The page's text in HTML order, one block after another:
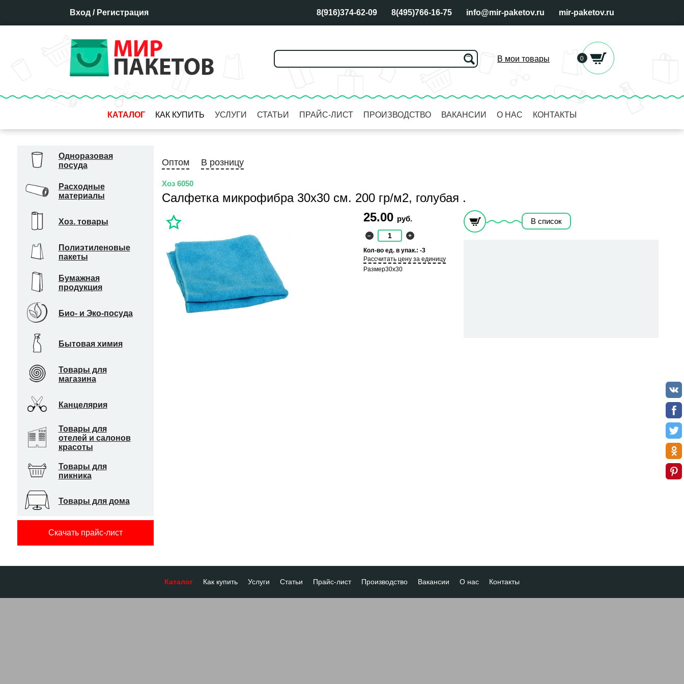
Вход / Регистрация 8(916)374-62-09 8(495)766-16-75 info@mir-paketov.ru mir-paketov.ru
В мои товары 0
КАТАЛОГ КАК КУПИТЬ
Отсрочка платежа
Бронирование товара
Гарантия
УСЛУГИ СТАТЬИ ПРАЙС-ЛИСТ ПРОИЗВОДСТВО ВАКАНСИИ О НАС КОНТАКТЫ
Одноразовая
посуда
Расходные
материалы
Хоз. товары
Полиэтиленовые
пакеты
Бумажная
продукция
Био- и Эко-посуда
Бытовая химия
Товары для
магазина
Канцелярия
Товары для
отелей и салонов
красоты
Товары для
пикника
Товары для дома
Скачать прайс-лист
Оптом В розницу
Хоз 6050
Салфетка микрофибра 30х30 см. 200 гр/м2, голубая .
25.00 руб.
– +
Кол-во ед. в упак.: -3
Рассчитать цену за единицу
Размер30х30
В список
Каталог Как купить Услуги Статьи Прайс-лист Производство Вакансии О нас Контакты